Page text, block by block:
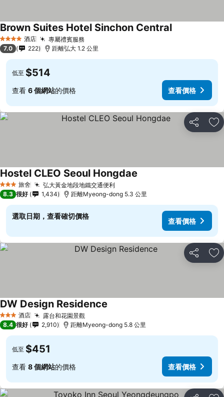
4 星級 酒店 專屬禮賓服務
Brown Suites Hotel Sinchon Central
7.0 222 距離弘大 1.2 公里
低至 $514
查看 6 個網站的價格 查看價格
分享 放
3 星級 旅舍 弘大黃金地段地鐵交通便利
Hostel CLEO Seoul Hongdae
8.3 很好 1,434 距離Myeong-dong 5.3 公里
選取日期，查看確切價格
查看價格
分享 放
3 星級 酒店 露台和花園景觀
DW Design Residence
8.4 很好 2,910 距離Myeong-dong 5.8 公里
低至 $451
查看 8 個網站的價格 查看價格